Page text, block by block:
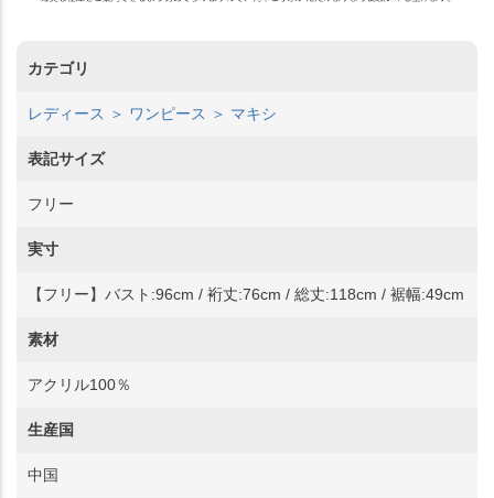
カテゴリ
レディース ＞ ワンピース ＞ マキシ
表記サイズ
フリー
実寸
【フリー】バスト:96cm / 裄丈:76cm / 総丈:118cm / 裾幅:49cm
素材
アクリル100％
生産国
中国